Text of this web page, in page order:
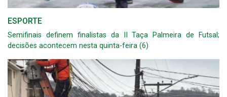
ESPORTE
Semifinais definem finalistas da II Taça Palmeira de Futsal;
decisões acontecem nesta quinta-feira (6)